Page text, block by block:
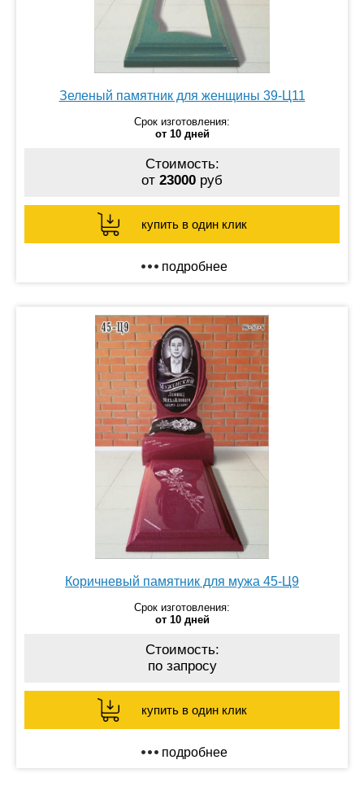
Зеленый памятник для женщины 39-Ц11
Срок изготовления:
от 10 дней
Стоимость:
от 23000 руб
купить в один клик
подробнее
Коричневый памятник для мужа 45-Ц9
Срок изготовления:
от 10 дней
Стоимость:
по запросу
купить в один клик
подробнее